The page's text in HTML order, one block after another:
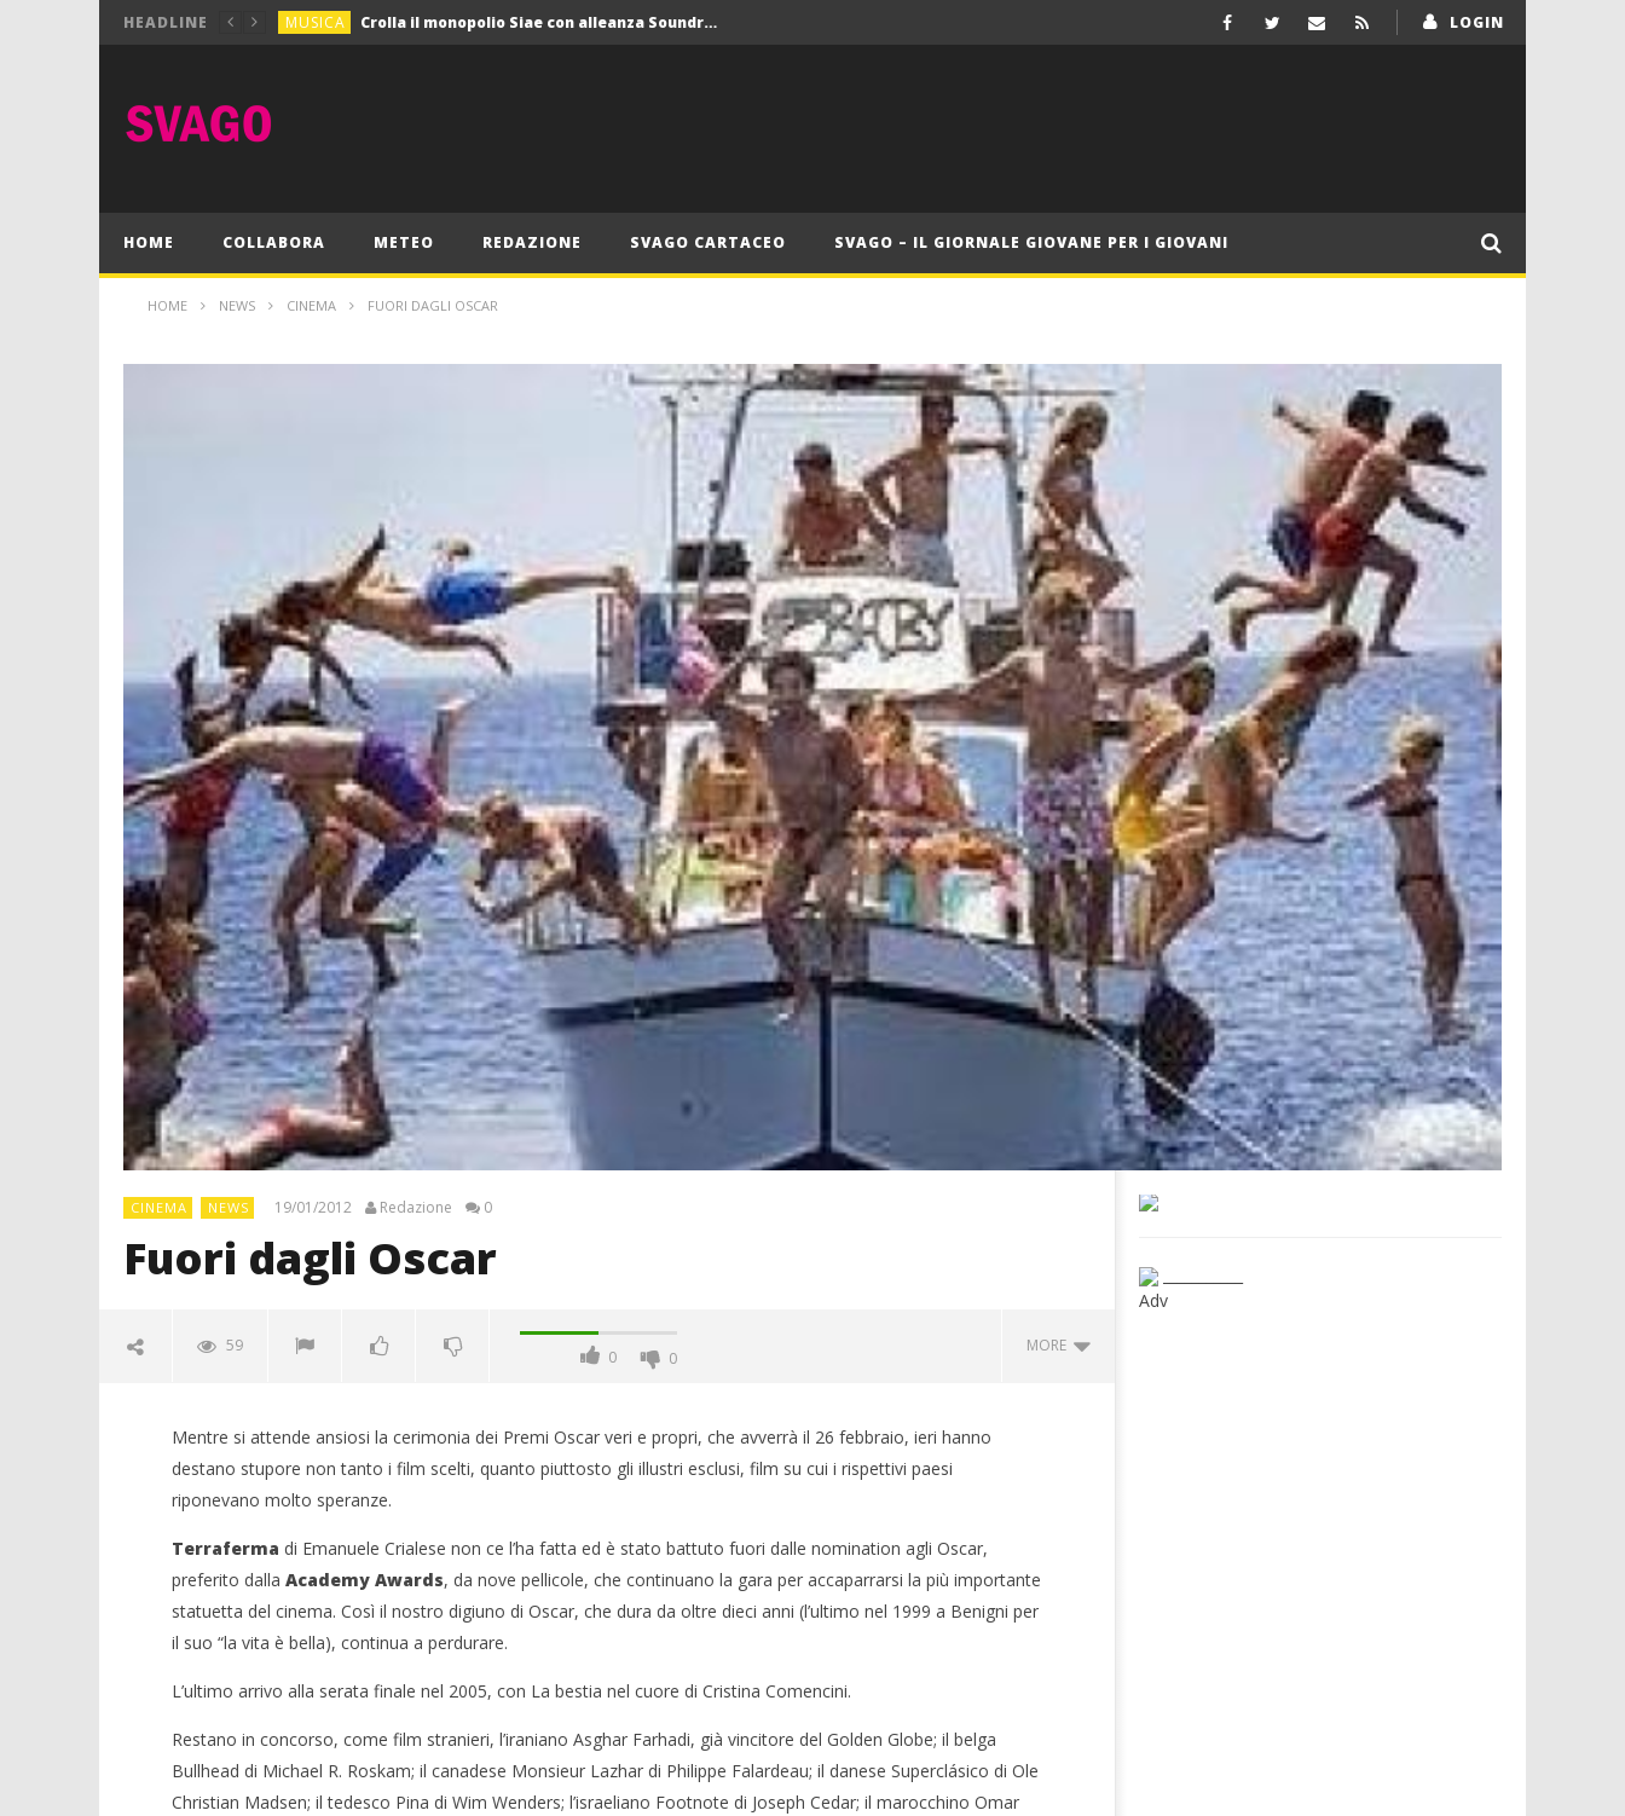
HEADLINE MUSICA Crolla il monopolio Siae con alleanza Soundreef – LEA
MUSICA Crolla il monopolio Siae con alleanza Soundreef – LEA
LOGIN
HOME COLLABORA METEO REDAZIONE SVAGO CARTACEO SVAGO – IL GIORNALE GIOVANE PER I GIOVANI
HOME NEWS CINEMA FUORI DAGLI OSCAR
CINEMA NEWS 19/01/2012 Redazione 0
Fuori dagli Oscar
59
0 0
MORE
NOW VIEWING
Fuori dagli Oscar
19/01/2012
Crolla il monopolio Siae con
19/01/2012
Redazione
19/01/2012
Mentre si attende ansiosi la cerimonia dei Premi Oscar veri e propri, che avverrà il 26 febbraio, ieri hanno
destano stupore non tanto i film scelti, quanto piuttosto gli illustri esclusi, film su cui i rispettivi paesi
riponevano molto speranze.
Terraferma di Emanuele Crialese non ce l’ha fatta ed è stato battuto fuori dalle nomination agli Oscar,
preferito dalla Academy Awards, da nove pellicole, che continuano la gara per accaparrarsi la più importante
statuetta del cinema. Così il nostro digiuno di Oscar, che dura da oltre dieci anni (l’ultimo nel 1999 a Benigni per
il suo “la vita è bella), continua a perdurare.
L’ultimo arrivo alla serata finale nel 2005, con La bestia nel cuore di Cristina Comencini.
Restano in concorso, come film stranieri, l’iraniano Asghar Farhadi, già vincitore del Golden Globe; il belga
Bullhead di Michael R. Roskam; il canadese Monsieur Lazhar di Philippe Falardeau; il danese Superclásico di Ole
Christian Madsen; il tedesco Pina di Wim Wenders; l’israeliano Footnote di Joseph Cedar; il marocchino Omar
___________
Adv